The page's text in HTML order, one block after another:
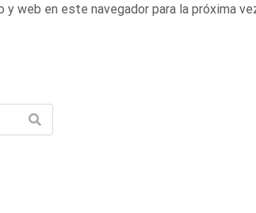
y web en este navegador para la próxima